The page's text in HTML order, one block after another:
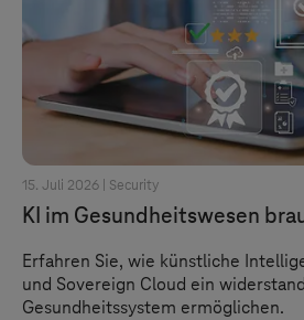
15. Juli 2026 | Security
KI im Gesundheitswesen
Erfahren Sie, wie künstliche
und Sovereign Cloud ein
Gesundheitssystem ermöglichen.